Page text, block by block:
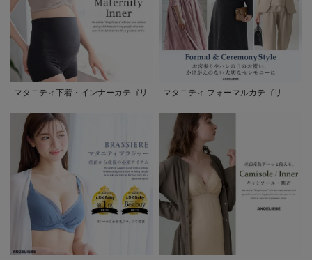
マタニティ下着・インナーカテゴリ マタニティ フォーマルカテゴリ